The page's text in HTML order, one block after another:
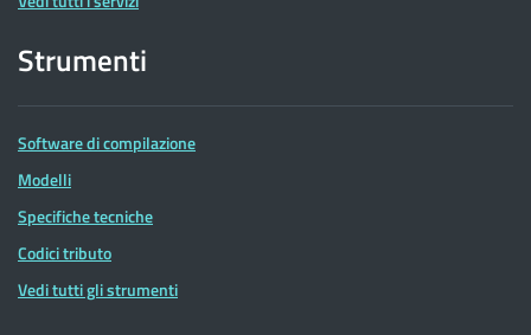
Strumenti
Software di compilazione
Modelli
Specifiche tecniche
Codici tributo
Vedi tutti gli strumenti